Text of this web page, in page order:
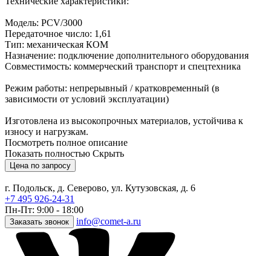
Модель: PCV/3000
Передаточное число: 1,61
Тип: механическая КОМ
Назначение: подключение дополнительного оборудования
Совместимость: коммерческий транспорт и спецтехника
Режим работы: непрерывный / кратковременный (в
зависимости от условий эксплуатации)
Изготовлена из высокопрочных материалов, устойчива к
износу и нагрузкам.
Посмотреть полное описание
Показать полностью Скрыть
Цена по запросу
г. Подольск, д. Северово, ул. Кутузовская, д. 6
+7 495 926-24-31
Пн-Пт: 9:00 - 18:00
Заказать звонок info@comet-a.ru